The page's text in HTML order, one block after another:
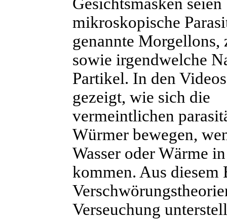
mikroskopische
genannte Morgellons,
sowie irgendwelche
Partikel. In den
gezeigt, wie sich die
vermeintlichen
Würmer bewegen,
Wasser oder Wärme
kommen. Aus diesem
Verseuchung